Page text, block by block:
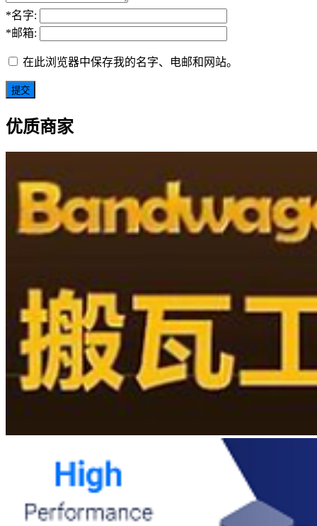
*名字:
*邮箱:
在此浏览器中保存我的名字、电邮和网站。
优质商家